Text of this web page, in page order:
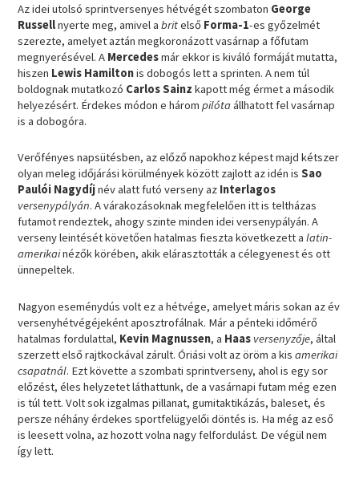
Az idei utolsó sprintversenyes hétvégét szombaton George
Russellnyerte meg, amivel abritelső Forma-1-es győzelmét
szerezte, amelyet aztán megkoronázott vasárnap a főfutam
megnyerésével. A Mercedesmár ekkor is kiváló formáját mutatta,
hiszen Lewis Hamiltonis dobogós lett a sprinten. A nem túl
boldognak mutatkozó Carlos Sainz kapott még érmet a második
helyezésért. Érdekes módon e hárompilótaállhatott fel vasárnap
is a dobogóra.
Verőfényes napsütésben, az előző napokhoz képest majd kétszer
olyan meleg időjárási körülmények között zajlott az idén isSao
Paulói Nagydíjnév alatt futó verseny az Interlagos
versenypályán. A várakozásoknak megfelelően itt is teltházas
futamot rendeztek, ahogy szinte minden idei versenypályán. A
verseny leintését követően hatalmas fieszta következett alatin-
amerikainézők körében, akik elárasztották a célegyenest és ott
ünnepeltek.
Nagyon eseménydús volt ez a hétvége, amelyet máris sokan az év
versenyhétvégéjeként aposztrofálnak. Már a pénteki időmérő
hatalmas fordulattal, Kevin Magnussen, a Haas versenyzője, által
szerzett első rajtkockával zárult. Óriási volt az öröm a kisamerikai
csapatnál. Ezt követte a szombati sprintverseny, ahol is egy sor
előzést, éles helyzetet láthattunk, de a vasárnapi futam még ezen
is túl tett. Volt sok izgalmas pillanat, gumitaktikázás, baleset, és
persze néhány érdekes sportfelügyelői döntés is. Ha még az eső
is leesett volna, az hozott volna nagy felfordulást. De végül nem
így lett.